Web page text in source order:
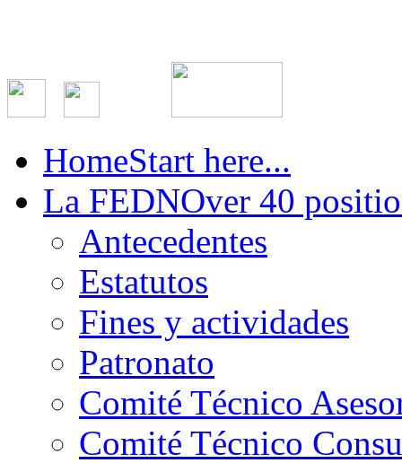
HomeStart here...
La FEDNOver 40
Antecedentes
Estatutos
Fines y actividades
Patronato
Comité Técnico
Comité Técnico